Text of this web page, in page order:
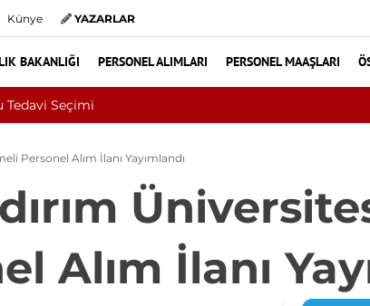
Künye YAZARLAR
BAKANLIĞI PERSONEL ALIMLARI PERSONEL MAAŞLARI
Alan Başkanlığı 11 Sürekli İşçi Alımı Duyuruldu
Personel Alım İlanı Yayımlandı
Alım İlanı